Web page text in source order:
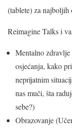
(tablete) za najboljih
Reimagine Talks i
Mentalno zdravlje
osjećanja, kako
neprijatnim
nas muči, šta
sebe?)
Obrazovanje